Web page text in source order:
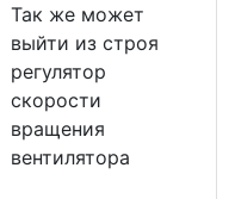
Так же может
выйти из строя
регулятор
скорости
вращения
вентилятора